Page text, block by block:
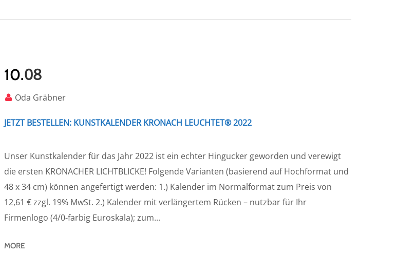
10.08
Oda Gräbner
JETZT BESTELLEN: KUNSTKALENDER KRONACH LEUCHTET® 2022
Unser Kunstkalender für das Jahr 2022 ist ein echter Hingucker geworden und verewigt
die ersten KRONACHER LICHTBLICKE! Folgende Varianten (basierend auf Hochformat und
48 x 34 cm) können angefertigt werden: 1.) Kalender im Normalformat zum Preis von
12,61 € zzgl. 19% MwSt. 2.) Kalender mit verlängertem Rücken – nutzbar für Ihr
Firmenlogo (4/0-farbig Euroskala); zum...
MORE